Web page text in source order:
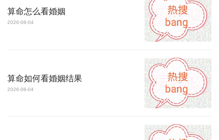
算命怎么看婚姻
2026-08-04
算命如何看婚姻结果
2026-08-04